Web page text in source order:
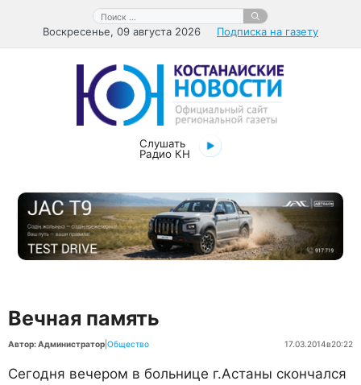
содержимому
Поиск:
Воскресенье, 09 августа 2026 Подписка на газету
Слушать
Радио КН
Вечная память
Автор: Администратор Общество 17.03.2014в20:22
Сегодня вечером в больнице г.Астаны скончался